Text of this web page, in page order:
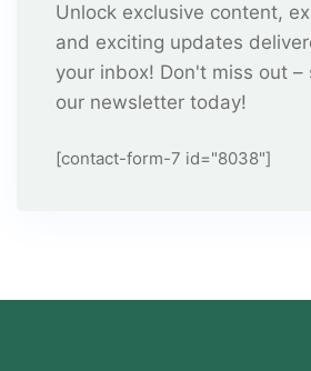
Unlock exclusive content,
and exciting updates
your inbox! Don't miss out
our newsletter today!
[contact-form-7 id="8038"]